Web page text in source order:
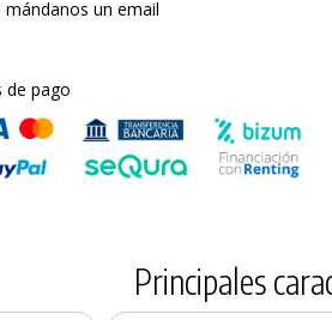
mándanos un email
de pago
Principales